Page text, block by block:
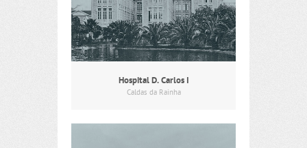
Hospital D. Carlos I
Caldas da Rainha